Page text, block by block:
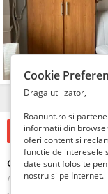
Prev
Detalii
250 Euro €
Garsoniera de
Romania, Bucuresti,
Cookie
Draga utilizator,
Roanunt.ro si
informatii din
oferi content si
functie de interesele
date sunt folosite
nostru si pe Internet.